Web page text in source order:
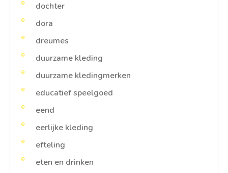
dochter
dora
dreumes
duurzame kleding
duurzame kledingmerken
educatief speelgoed
eend
eerlijke kleding
efteling
eten en drinken